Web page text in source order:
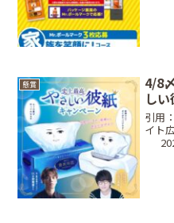
懸賞
4/8
し
引用
イト